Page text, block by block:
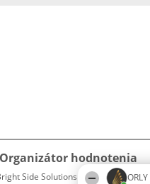
Organizátor hodnotenia
Side Solutions sp. z o. o. sp. k.